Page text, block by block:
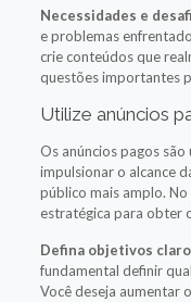
Necessidades e
e problemas
crie conteúdos que
questões importantes
Utilize anúncios
Os anúncios pagos
impulsionar o alcance
público mais amplo.
estratégica para obter
Defina objetivos
fundamental definir
Você deseja aumentar